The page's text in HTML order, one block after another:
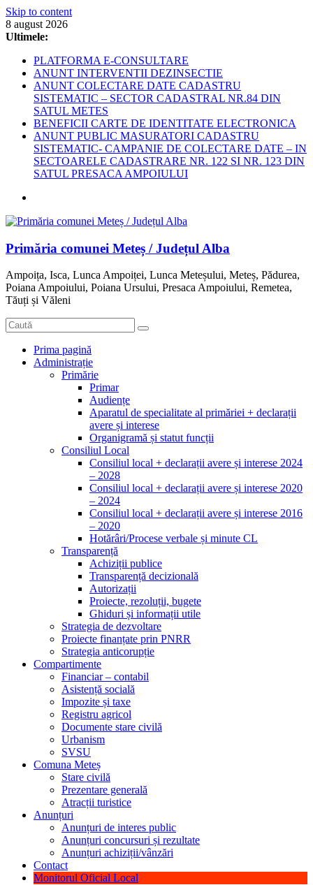
Skip to content
8 august 2026
Ultimele:
PLATFORMA E-CONSULTARE
ANUNT INTERVENTII DEZINSECTIE
ANUNT COLECTARE DATE CADASTRU
SISTEMATIC – SECTOR CADASTRAL NR.84 DIN
SATUL METES
BENEFICII CARTE DE IDENTITATE ELECTRONICA
ANUNT PUBLIC MASURATORI CADASTRU
SISTEMATIC- CAMPANIE DE COLECTARE DATE – IN
SECTOARELE CADASTRARE NR. 122 SI NR. 123 DIN
SATUL PRESACA AMPOIULUI
Primăria comunei Meteș / Județul Alba
Ampoița, Isca, Lunca Ampoiței, Lunca Meteșului, Meteș, Pădurea,
Poiana Ampoiului, Poiana Ursului, Presaca Ampoiului, Remetea,
Tăuți și Văleni
Prima pagină
Administrație
Primărie
Primar
Audiențe
Aparatul de specialitate al primăriei + declarații
avere și interese
Organigramă și statut funcții
Consiliul Local
Consiliul local + declarații avere și interese 2024
– 2028
Consiliul local + declarații avere și interese 2020
– 2024
Consiliul local + declarații avere și interese 2016
– 2020
Hotărâri/Procese verbale și minute CL
Transparență
Achiziții publice
Transparență decizională
Autorizații
Proiecte, rezoluții, bugete
Ghiduri și informații utile
Strategia de dezvoltare
Proiecte finanțate prin PNRR
Strategia anticorupție
Compartimente
Financiar – contabil
Asistență socială
Impozite și taxe
Registru agricol
Documente stare civilă
Urbanism
SVSU
Comuna Meteș
Stare civilă
Prezentare generală
Atracții turistice
Anunțuri
Anunțuri de interes public
Anunțuri concursuri și rezultate
Anunțuri achiziții/vânzări
Contact
Monitorul Oficial Local